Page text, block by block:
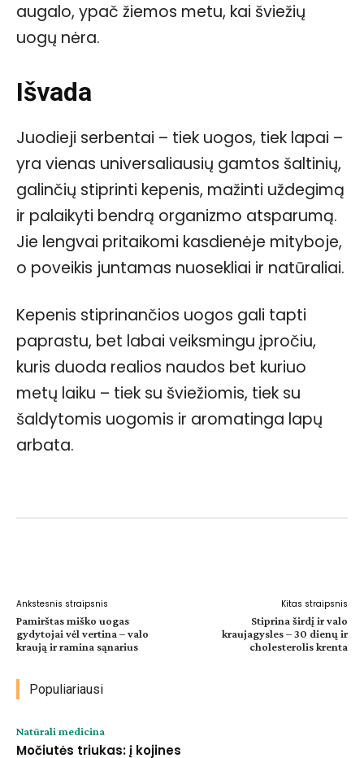
augalo, ypač žiemos metu, kai šviežių
uogų nėra.
Išvada
Juodieji serbentai – tiek uogos, tiek lapai –
yra vienas universaliausių gamtos šaltinių,
galinčių stiprinti kepenis, mažinti uždegimą
ir palaikyti bendrą organizmo atsparumą.
Jie lengvai pritaikomi kasdienėje mityboje,
o poveikis juntamas nuosekliai ir natūraliai.
Kepenis stiprinančios uogos gali tapti
paprastu, bet labai veiksmingu įpročiu,
kuris duoda realios naudos bet kuriuo
metų laiku – tiek su šviežiomis, tiek su
šaldytomis uogomis ir aromatinga lapų
arbata.
Ankstesnis straipsnis
Pamirštas miško uogas
gydytojai vėl vertina – valo
kraują ir ramina sąnarius
Kitas straipsnis
Stiprina širdį ir valo
kraujagysles – 30 dienų ir
cholesterolis krenta
Populiariausi
Natūrali medicina
Močiutės triukas: į kojines